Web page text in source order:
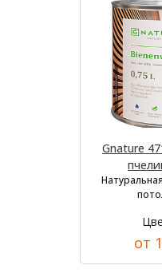
Gnature
от